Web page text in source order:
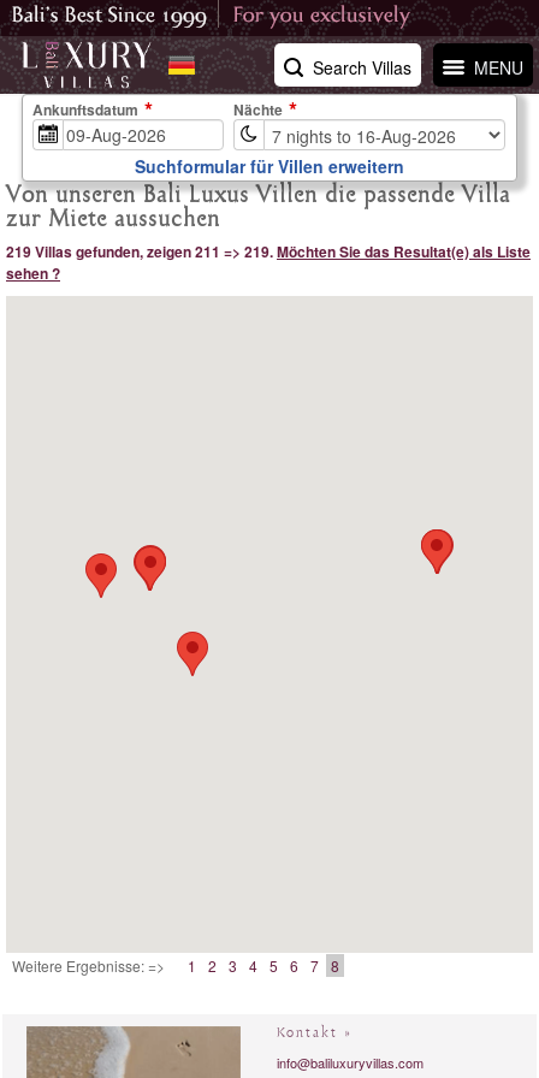
MENU
Search Villas
Von unseren Bali Luxus Villen die passende Villa
zur Miete aussuchen
219 Villas gefunden, zeigen 211 => 219.Möchten Sie das Resultat(e) als Liste
sehen ?
Weitere Ergebnisse: => 1 2 3 4 5 6 7 8
Kontakt »
info@baliluxuryvillas.com
Ankunftsdatum Nächte
Suchformular für Villen erweitern